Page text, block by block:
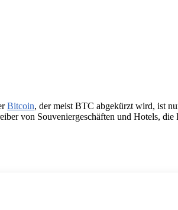
Bitcoin, der meist BTC abgekürzt wird, ist
von Souveniergeschäften und Hotels,